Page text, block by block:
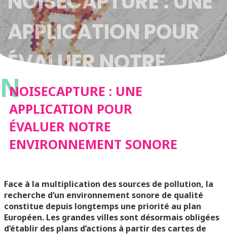
APPLICATION POUR
ÉVALUER NOTRE
ENVIRONNEMENT
SONORE
N
NOISECAPTURE : UNE
APPLICATION POUR
ÉVALUER NOTRE
ENVIRONNEMENT SONORE
Face à la multiplication des sources de pollution, la
recherche d’un environnement sonore de qualité
constitue depuis longtemps une priorité au plan
Européen. Les grandes villes sont désormais obligées
d’établir des plans d’actions à partir des cartes de